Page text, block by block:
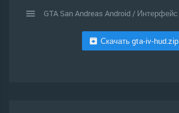
GTA San Andreas Android/ Интерфейс
Скачать gta-iv-hud.zip